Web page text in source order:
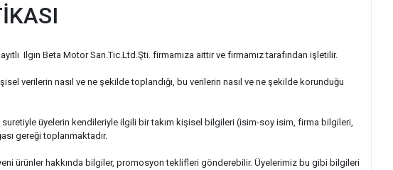
Ilgın Beta Motor San.Tic.Ltd.Şti. firmamıza aittir ve firmamız tarafından işletilir.
verilerin nasıl ve ne şekilde toplandığı, bu verilerin nasıl ve ne şekilde korunduğu
üyelerin kendileriyle ilgili bir takım kişisel bilgileri (isim-soy isim, firma bilgileri,
gereği toplanmaktadır.
ürünler hakkında bilgiler, promosyon teklifleri gönderebilir. Üyelerimiz bu gibi bilgileri